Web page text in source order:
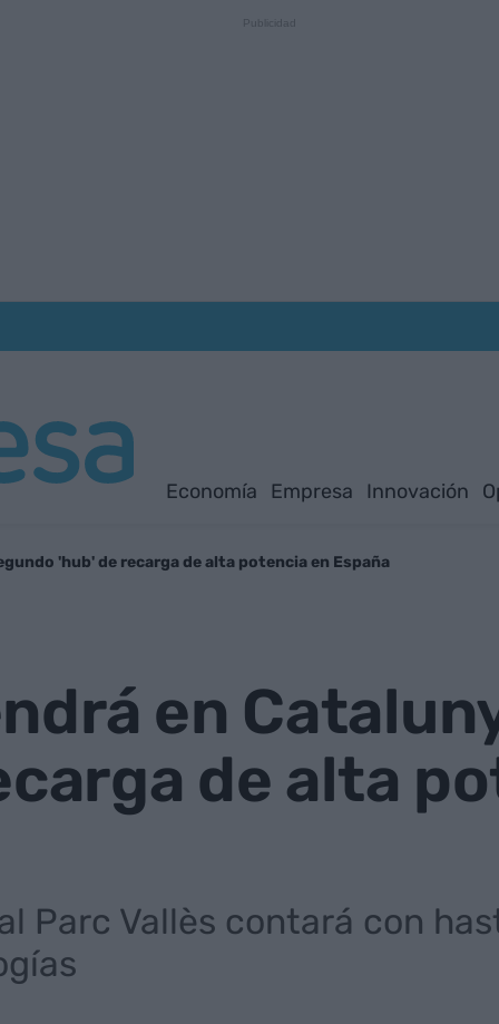
Economía Empresa Innovación
'hub' de recarga de alta potencia en España
en
de alta
Parc Vallès contará con